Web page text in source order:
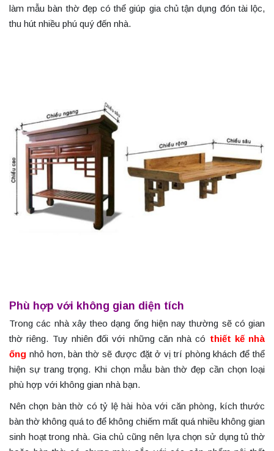
làm mẫu bàn thờ đẹp có thể giúp gia chủ tận dụng đón tài lộc,
thu hút nhiều phú quý đến nhà.
Phù hợp với không gian diện tích
Trong các nhà xây theo dạng ống hiện nay thường sẽ có gian
thờ riêng. Tuy nhiên đối với những căn nhà có thiết kế nhà
ống nhỏ hơn, bàn thờ sẽ được đặt ở vị trí phòng khách để thể
hiện sự trang trọng. Khi chọn mẫu bàn thờ đẹp cần chọn loại
phù hợp với không gian nhà bạn.
Nên chọn bàn thờ có tỷ lệ hài hòa với căn phòng, kích thước
bàn thờ không quá to để không chiếm mất quá nhiều không gian
sinh hoạt trong nhà. Gia chủ cũng nên lựa chọn sử dụng tủ thờ